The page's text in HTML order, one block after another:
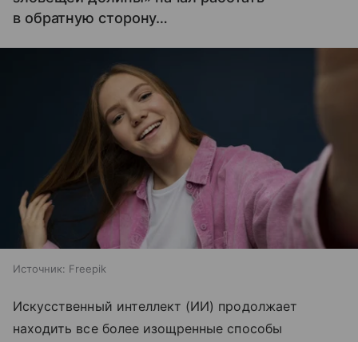
в обратную сторону…
Источник: Freepik
Искусственный интеллект (ИИ) продолжает
находить все более изощренные способы